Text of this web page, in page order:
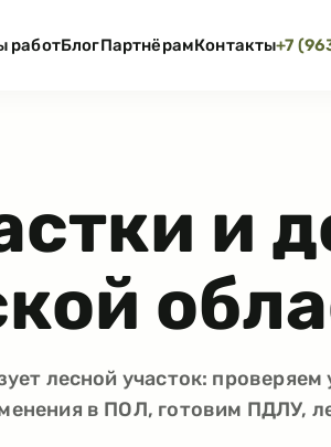
работБлогПартнёрамКонтакты+7
и
лесной участок: проверяем
в ПОЛ, готовим ПДЛУ,